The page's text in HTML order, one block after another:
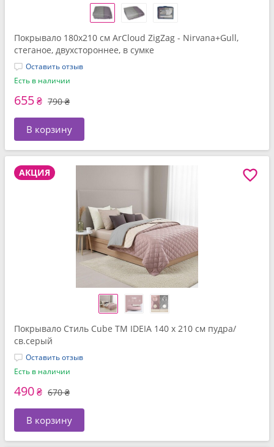
Покрывало 180x210 см ArCloud ZigZag - Nirvana+Gull,
стеганое, двухстороннее, в сумке
Оставить отзыв
Есть в наличии
655₴ 790 ₴
В корзину
АКЦИЯ
Покрывало Стиль Cube TM IDEIA 140 x 210 см пудра/
св.серый
Оставить отзыв
Есть в наличии
490₴ 670 ₴
В корзину